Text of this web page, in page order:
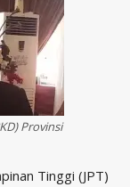
Provinsi
Tinggi (JPT)